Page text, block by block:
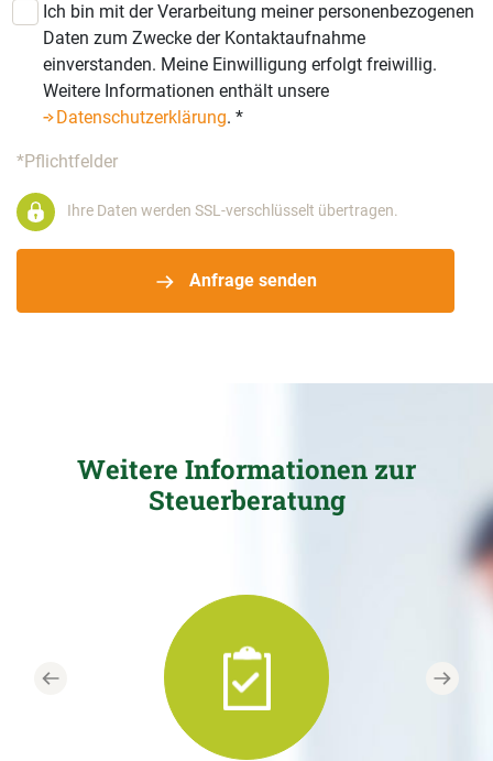
Ich bin mit der Verarbeitung meiner personenbezogenen
Daten zum Zwecke der Kontaktaufnahme
einverstanden. Meine Einwilligung erfolgt freiwillig.
Weitere Informationen enthält unsere
Datenschutzerklärung. *
*Pflichtfelder
Anfrage senden
Ihre Daten werden SSL-verschlüsselt übertragen.
Weitere Informationen zur
Steuerberatung
Previous Next